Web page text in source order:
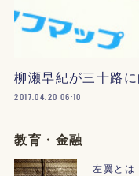
柳瀬早紀が三十路
2017.04.20 06:10
教育・金融
左翼とは